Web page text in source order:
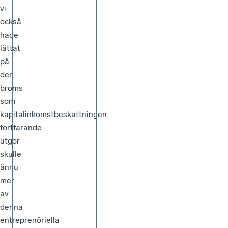
vi
också
hade
lättat
på
den
broms
som
kapitalinkomstbeskattningen
fortfarande
utgör
skulle
ännu
mer
av
denna
entreprenöriella